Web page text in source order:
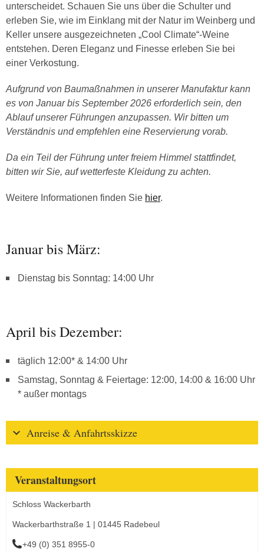
unterscheidet. Schauen Sie uns über die Schulter und
erleben Sie, wie im Einklang mit der Natur im Weinberg und
Keller unsere ausgezeichneten „Cool Climate“-Weine
entstehen. Deren Eleganz und Finesse erleben Sie bei
einer Verkostung.
Aufgrund von Baumaßnahmen in unserer Manufaktur kann
es von Januar bis September 2026 erforderlich sein, den
Ablauf unserer Führungen anzupassen. Wir bitten um
Verständnis und empfehlen eine Reservierung vorab.
Da ein Teil der Führung unter freiem Himmel stattfindet,
bitten wir Sie, auf wetterfeste Kleidung zu achten.
Weitere Informationen finden Sie hier.
Januar bis März:
Dienstag bis Sonntag: 14:00 Uhr
April bis Dezember:
täglich 12:00* & 14:00 Uhr
Samstag, Sonntag & Feiertage: 12:00, 14:00 & 16:00 Uhr
* außer montags
Anreise & Anfahrtsskizze
Veranstaltungsort
Schloss Wackerbarth
Wackerbarthstraße 1 | 01445 Radebeul
+49 (0) 351 8955-0